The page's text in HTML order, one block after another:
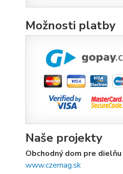
Možnosti platby
Naše projekty
Obchodný dom pre
www.czemag.sk